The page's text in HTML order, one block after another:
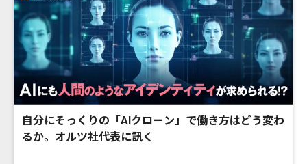
自分にそっくりの「AIクローン」で働き方はどう変わ
るか。オルツ社代表に訊く